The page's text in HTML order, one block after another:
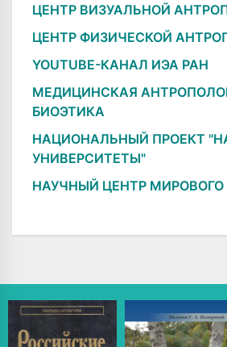
ЦЕНТР ВИЗУАЛЬНОЙ
ЦЕНТР ФИЗИЧЕСКОЙ
YOUTUBE-КАНАЛ ИЭА РАН
МЕДИЦИНСКАЯ
БИОЭТИКА
НАЦИОНАЛЬНЫЙ ПРОЕКТ
УНИВЕРСИТЕТЫ"
НАУЧНЫЙ ЦЕНТР